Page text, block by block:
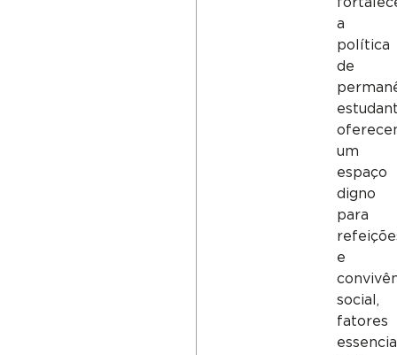
a
política
de
um
espaço
digno
para
e
social,
fatores